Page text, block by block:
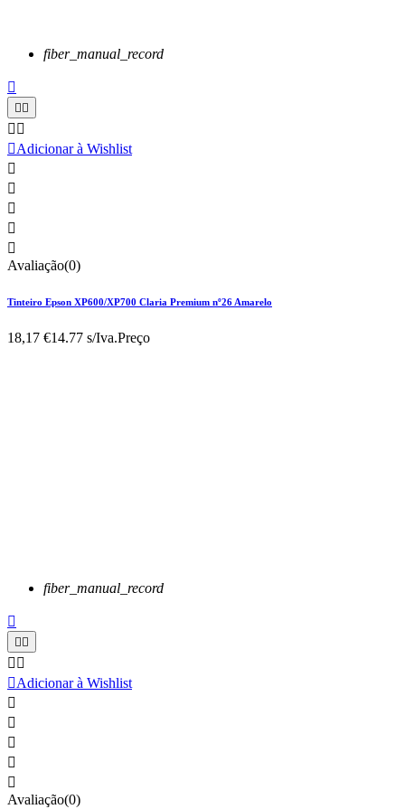
fiber_manual_record

 
 
Adicionar à Wishlist





Avaliação(0)
Tinteiro Epson XP600/XP700 Claria Premium nº26 Amarelo
18,17 €14.77 s/Iva.Preço
fiber_manual_record

 
 
Adicionar à Wishlist





Avaliação(0)